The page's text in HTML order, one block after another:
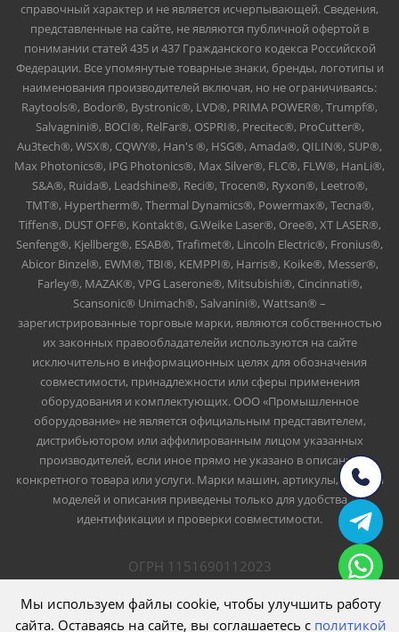
справочный характер и не является исчерпывающей. Сведения,
представленные на сайте, не являются публичной офертой в
понимании статей 435 и 437 Гражданского кодекса Российской
Федерации. Все упомянутые товарные знаки, бренды, логотипы и
наименования производителей включая, но не ограничиваясь:
Raytools®, Bodor®, Bystronic®, LVD®, PRIMA POWER®, Trumpf®,
Salvagnini®, BOCI®, RelFar®, OSPRI®, Precitec®, ProCutter®,
Au3tech®, WSX®, CQWY®, Han's ®, HSG®, Amada®, QILIN®, SUP®,
Max Photonics®, IPG Photonics®, Max Silver®, FLC®, FLW®, HanLi®,
S&A®, Ruida®, Leadshine®, Reci®, Trocen®, Ryxon®, Leetro®,
TMT®, Hypertherm®, Thermal Dynamics®, Powermax®, Tecna®,
Tiffen®, DUST OFF®, Kontakt®, G.Weike Laser®, Oree®, XT LASER®,
Senfeng®, Kjellberg®, ESAB®, Trafimet®, Lincoln Electric®, Fronius®,
Abicor Binzel®, EWM®, TBI®, KEMPPI®, Harris®, Koike®, Messer®,
Farley®, MAZAK®, VPG Laserone®, Mitsubishi®, Cincinnati®,
Scansonic® Unimach®, Salvanini®, Wattsan® –
зарегистрированные торговые марки, являются собственностью
их законных правообладателейи используются на сайте
исключительно в информационных целях для обозначения
совместимости, принадлежности или сферы применения
оборудования и комплектующих. ООО «Промышленное
оборудование» не является официальным представителем,
дистрибьютором или аффилированным лицом указанных
производителей, если иное прямо не указано в описании
конкретного товара или услуги. Марки машин, артикулы, номера
моделей и описания приведены только для удобства
идентификации и проверки совместимости.
ОГРН 1151690112023
ИНН 1661047426
ООО Промышленное оборудование
Мы используем файлы cookie, чтобы улучшить работу
сайта. Оставаясь на сайте, вы соглашаетесь с политикой